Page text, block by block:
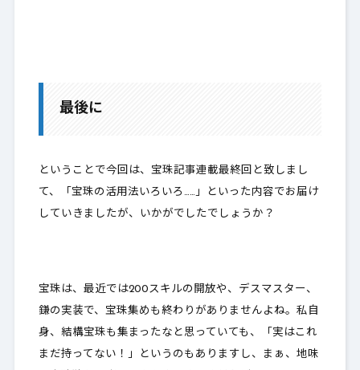
最後に
ということで今回は、宝珠記事連載最終回と致しまし
て、「宝珠の活用法いろいろ……」といった内容でお届け
していきましたが、いかがでしたでしょうか？
宝珠は、最近では200スキルの開放や、デスマスター、
鎌の実装で、宝珠集めも終わりがありませんよね。私自
身、結構宝珠も集まったなと思っていても、「実はこれ
まだ持ってない！」というのもありますし、まぁ、地味